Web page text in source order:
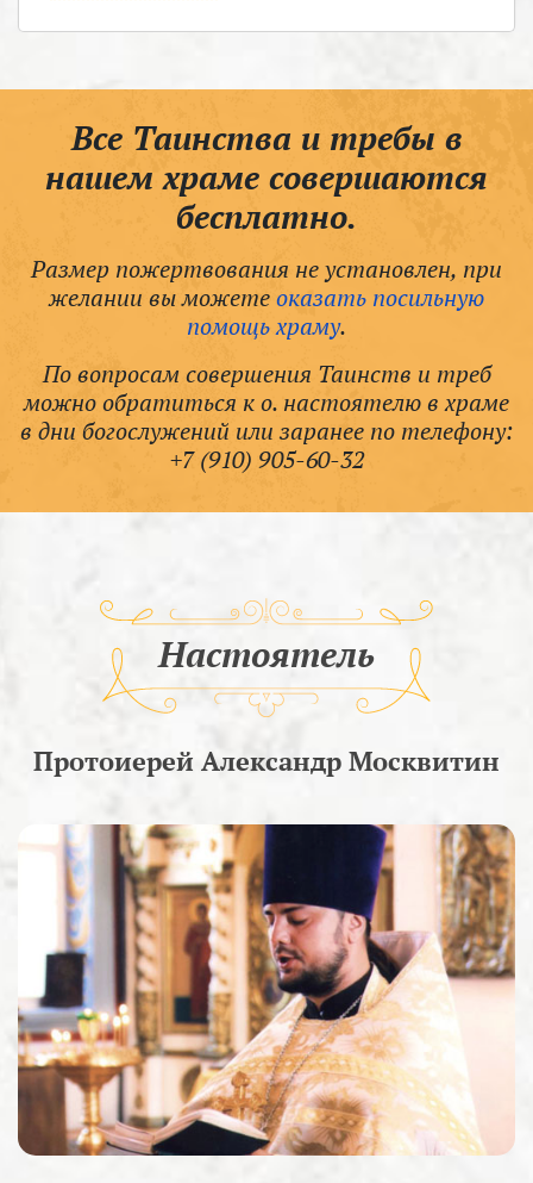
Все Таинства и требы в
нашем храме совершаются
бесплатно.
Размер пожертвования не установлен, при
желании вы можетеоказать посильную
помощь храму.
По вопросам совершения Таинств и треб
можно обратиться к о. настоятелю в храме
в дни богослужений или заранее по телефону:
+7 (910) 905-60-32
Настоятель
Протоиерей Александр Москвитин